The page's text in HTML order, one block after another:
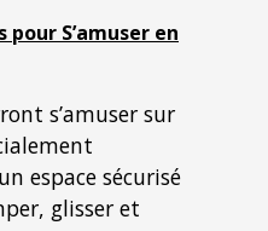
pour S’amuser en
s’amuser sur
espace sécurisé
glisser et